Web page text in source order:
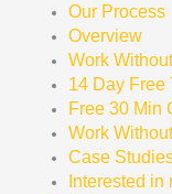
Our Process
Overview
Work
14 Day Free
Free 30 Min
Work
Case
Interested in